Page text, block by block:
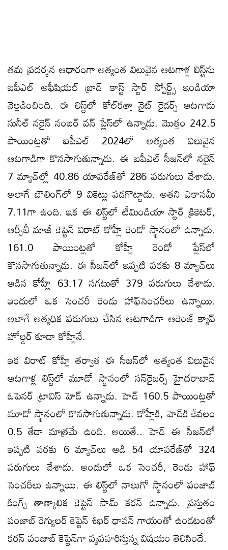
తమ ప్రదర్శన ఆధారంగా అత్యంత విలువైన ఆటగాళ్ల లిస్ట్‌ను
ఐపీఎల్‌ అఫీషియల్‌ బ్రాడ్‌ కాస్ట్‌ స్టార్‌ స్పోర్ట్స్‌ ఇండియా
వెల్లడించింది. ఈ లిస్ట్‌లో కోల్‌కత్తా నైట్‌ రైడర్స్‌ ఆటగాడు
సునీల్‌ నరైన్‌ నంబర్‌ వన్‌ ప్లేస్‌లో ఉన్నాడు. మొత్తం 242.5
పాయింట్లతో ఐపీఎల్‌ 2024లో అత్యంత విలువైన
ఆటగాడిగా కొనసాగుతున్నాడు. ఈ ఐపీఎల్‌ సీజన్‌లో నరైన్‌
7 మ్యాచ్‌ల్లో 40.86 యావరేజ్‌తో 286 పరుగులు చేశాడు.
అలాగే బౌలింగ్‌లో 9 వికెట్లు పడగొట్టాడు. అతని ఎకానమీ
7.11గా ఉంది. ఇక ఈ లిస్ట్‌లో టీమిండియా స్టార్‌ క్రికెటర్‌,
ఆర్సీబీ మాజీ కెప్టెన్‌ విరాట్‌ కోహ్లీ రెండో స్థానంలో ఉన్నాడు.
161.0 పాయింట్లతో కోహ్లీ రెండో ప్లేస్‌లో
కొనసాగుతున్నాడు. ఈ సీజన్‌లో ఇప్పటి వరకు 8 మ్యాచ్‌లు
ఆడిన కోహ్లీ 63.17 సగటుతో 379 పరుగులు చేశాడు.
ఇందులో ఒక సెంచరీ రెండు హాఫ్‌సెంచరీలు ఉన్నాయి.
అలాగే అత్యధిక పరుగులు చేసిన ఆటగాడిగా ఆరెంజ్‌ క్యాప్‌
హోల్డర్‌ కూడా కోహ్లీనే.
ఇక విరాట్‌ కోహ్లీ తర్వాత ఈ సీజన్‌లో అత్యంత విలువైన
ఆటగాళ్ల లిస్ట్‌లో మూడో స్థానంలో సన్‌రైజర్స్‌ హైదరాబాద్‌
ఓపెనర్‌ ట్రావిస్‌ హెడ్‌ ఉన్నాడు. హెడ్‌ 160.5 పాయింట్లతో
మూడో స్థానంలో కొనసాగుతున్నాడు. కోహ్లీకి, హెడ్‌కి కేవలం
0.5 తేడా మాత్రమే ఉంది. అయితే.. హెడ్‌ ఈ సీజన్‌లో
ఇప్పటి వరకు 6 మ్యాచ్‌లు ఆడి 54 యావరేజ్‌తో 324
పరుగులు చేశాడు. అందులో ఒక సెంచరీ, రెండు హాఫ్‌
సెంచరీలు ఉన్నాయి. ఈ లిస్ట్‌లో నాలుగో స్థానంలో పంజాబ్‌
కింగ్స్‌ తాత్కాలిక కెప్టెన్‌ సామ్‌ కరన్‌ ఉన్నాడు. ప్రస్తుతం
పంజాబ్‌ రెగ్యులర్‌ కెప్టెన్‌ శిఖర్‌ ధావన్‌ గాయంతో ఉండటంతో
కరన్‌ పంజాబ్‌ కెప్టెన్‌గా వ్యవహరిస్తున్న విషయం తెలిసిందే.